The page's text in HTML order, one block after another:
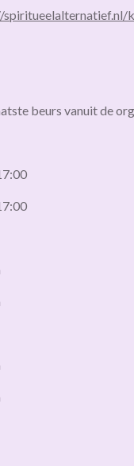
spiritueelalternatief.nl/
beurs vanuit de